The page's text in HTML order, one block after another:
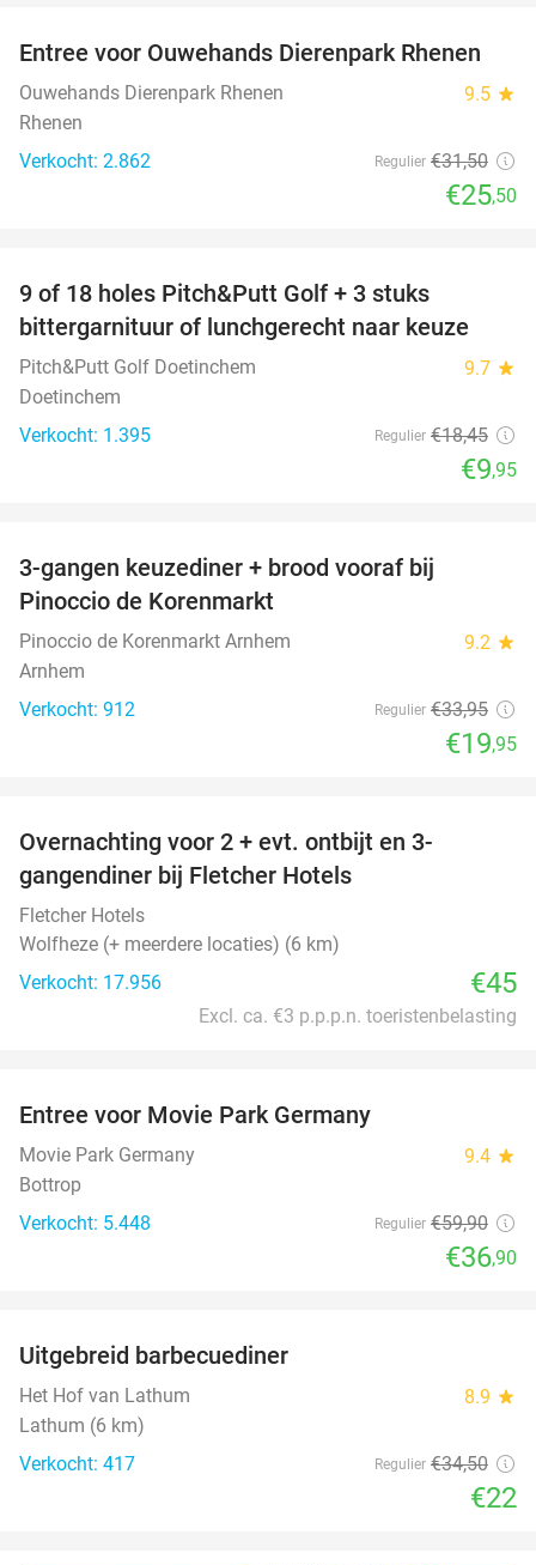
19%
Entree voor Ouwehands Dierenpark Rhenen
Ouwehands Dierenpark Rhenen 9.5 star
Rhenen
Verkocht: 2.862
Regulier €31,50
€25,50
9 of 18 holes Pitch&Putt Golf + 3 stuks
bittergarnituur of lunchgerecht naar keuze
Pitch&Putt Golf Doetinchem 9.7 star
Doetinchem
Verkocht: 1.395
Regulier €18,45
€9,95
3-gangen keuzediner + brood vooraf bij
Pinoccio de Korenmarkt
Pinoccio de Korenmarkt Arnhem 9.2 star
Arnhem
Verkocht: 912
Regulier €33,95
€19,95
Overnachting voor 2 + evt. ontbijt en 3-
gangendiner bij Fletcher Hotels
Fletcher Hotels
Wolfheze (+ meerdere locaties) (6 km)
Verkocht: 17.956
€45
Excl. ca. €3 p.p.p.n. toeristenbelasting
Entree voor Movie Park Germany
Movie Park Germany 9.4 star
Bottrop
Verkocht: 5.448
Regulier €59,90
€36,90
Uitgebreid barbecuediner
Het Hof van Lathum 8.9 star
Lathum (6 km)
Verkocht: 417
Regulier €34,50
€22